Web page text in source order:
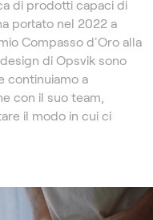
di prodotti capaci di
portato nel 2022 a
Compasso d'Oro alla
di Opsvik sono
continuiamo a
con il suo team,
il modo in cui ci